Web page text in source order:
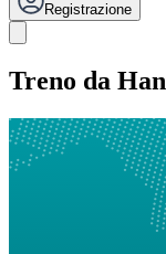
Registrazione
Treno da